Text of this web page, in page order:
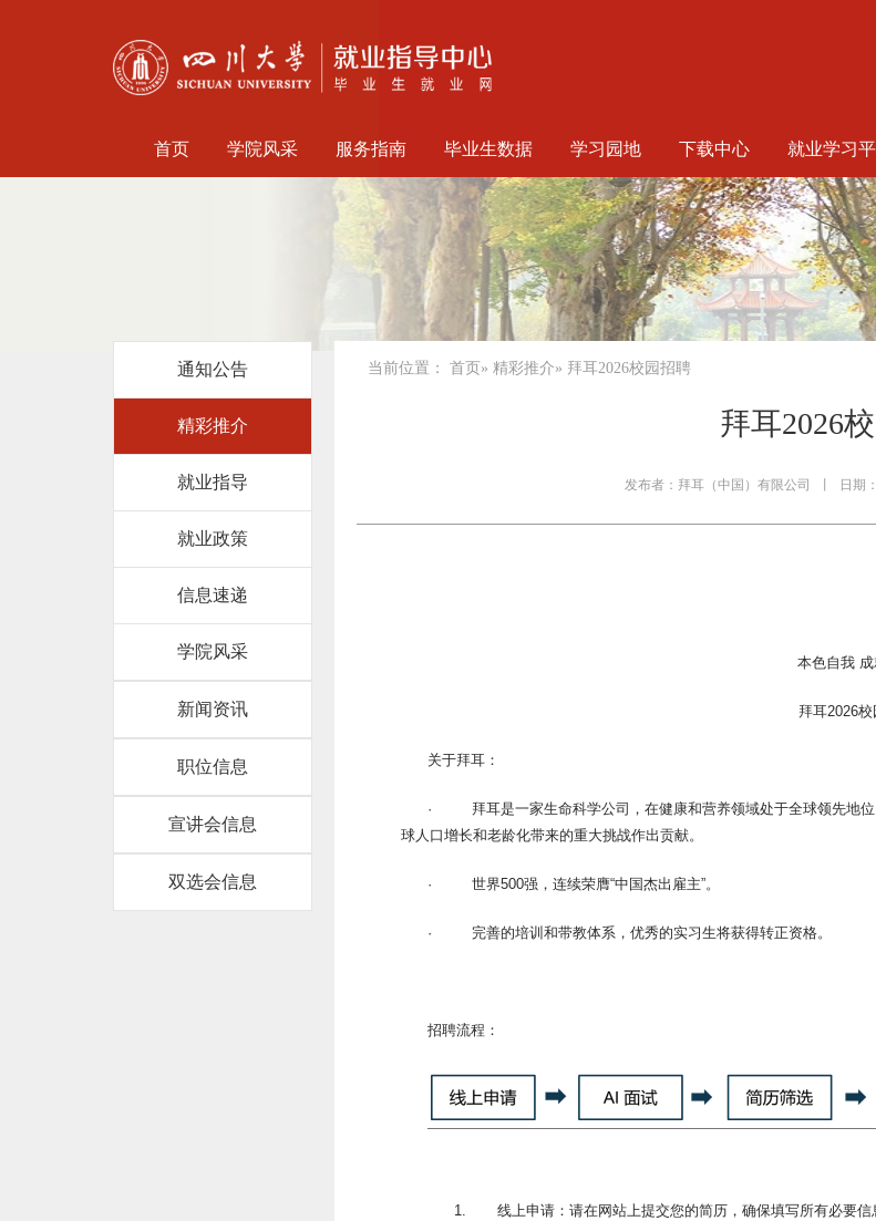
首页 学院风采 服务指南 毕业生数据 学习园地 下载中心 就业学习
通知公告
精彩推介
就业指导
就业政策
信息速递
学院风采
新闻资讯
职位信息
宣讲会信息
双选会信息
当前位置： 首页 » 精彩推介» 拜耳2026校园招聘
拜耳2026
发布者：拜耳（中国）有限公司 日期
本色自我
拜耳2026
关于拜耳：
· 拜耳是一家生命科学公司，在健康和营养领域处于全球领先地位
球人口增长和老龄化带来的重大挑战作出贡献。
· 世界500强，连续荣膺“中国杰出雇主”。
· 完善的培训和带教体系，优秀的实习生将获得转正资格。
招聘流程：
1. 线上申请：请在网站上提交您的简历，确保填写所有必要信